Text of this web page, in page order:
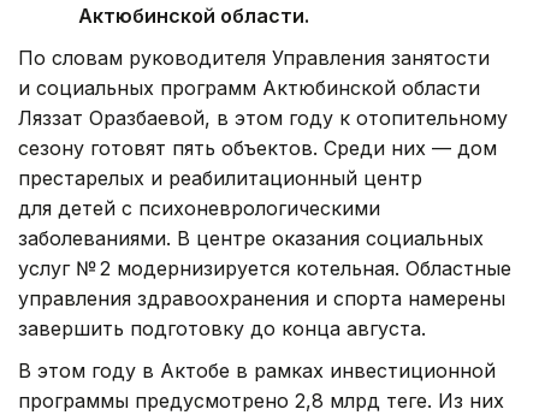
Актюбинской области.
По словам руководителя Управления занятости
и социальных программ Актюбинской области
Ляззат Оразбаевой, в этом году к отопительному
сезону готовят пять объектов. Среди них — дом
престарелых и реабилитационный центр
для детей с психоневрологическими
заболеваниями. В центре оказания социальных
услуг № 2 модернизируется котельная. Областные
управления здравоохранения и спорта намерены
завершить подготовку до конца августа.
В этом году в Актобе в рамках инвестиционной
программы предусмотрено 2,8 млрд теңге. Из них